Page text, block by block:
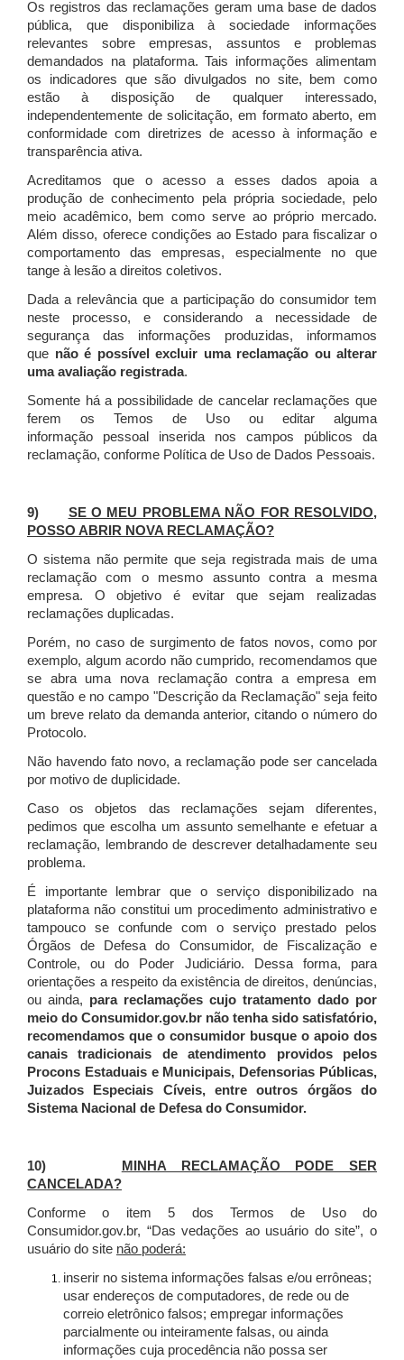
Os registros das reclamações geram uma base de dados
pública, que disponibiliza à sociedade informações
relevantes sobre empresas, assuntos e problemas
demandados na plataforma. Tais informações alimentam
os indicadores que são divulgados no site, bem como
estão à disposição de qualquer interessado,
independentemente de solicitação, em formato aberto, em
conformidade com diretrizes de acesso à informação e
transparência ativa.
Acreditamos que o acesso a esses dados apoia a
produção de conhecimento pela própria sociedade, pelo
meio acadêmico, bem como serve ao próprio mercado.
Além disso, oferece condições ao Estado para fiscalizar o
comportamento das empresas, especialmente no que
tange à lesão a direitos coletivos.
Dada a relevância que a participação do consumidor tem
neste processo, e considerando a necessidade de
segurança das informações produzidas, informamos
que não é possível excluir uma reclamação ou alterar
uma avaliação registrada.
Somente há a possibilidade de cancelar reclamações que
ferem os Temos de Uso ou editar alguma
informação pessoal inserida nos campos públicos da
reclamação, conforme Política de Uso de Dados Pessoais.
9) SE O MEU PROBLEMA NÃO FOR RESOLVIDO,
POSSO ABRIR NOVA RECLAMAÇÃO?
O sistema não permite que seja registrada mais de uma
reclamação com o mesmo assunto contra a mesma
empresa. O objetivo é evitar que sejam realizadas
reclamações duplicadas.
Porém, no caso de surgimento de fatos novos, como por
exemplo, algum acordo não cumprido, recomendamos que
se abra uma nova reclamação contra a empresa em
questão e no campo "Descrição da Reclamação" seja feito
um breve relato da demanda anterior, citando o número do
Protocolo.
Não havendo fato novo, a reclamação pode ser cancelada
por motivo de duplicidade.
Caso os objetos das reclamações sejam diferentes,
pedimos que escolha um assunto semelhante e efetuar a
reclamação, lembrando de descrever detalhadamente seu
problema.
É importante lembrar que o serviço disponibilizado na
plataforma não constitui um procedimento administrativo e
tampouco se confunde com o serviço prestado pelos
Órgãos de Defesa do Consumidor, de Fiscalização e
Controle, ou do Poder Judiciário. Dessa forma, para
orientações a respeito da existência de direitos, denúncias,
ou ainda, para reclamações cujo tratamento dado por
meio do Consumidor.gov.br não tenha sido satisfatório,
recomendamos que o consumidor busque o apoio dos
canais tradicionais de atendimento providos pelos
Procons Estaduais e Municipais, Defensorias Públicas,
Juizados Especiais Cíveis, entre outros órgãos do
Sistema Nacional de Defesa do Consumidor.
10)
MINHA RECLAMAÇÃO PODE SER
CANCELADA?
Conforme o item 5 dos Termos de Uso do
Consumidor.gov.br, “Das vedações ao usuário do site”, o
usuário do site não poderá:
inserir no sistema informações falsas e/ou errôneas;
usar endereços de computadores, de rede ou de
correio eletrônico falsos; empregar informações
parcialmente ou inteiramente falsas, ou ainda
informações cuja procedência não possa ser